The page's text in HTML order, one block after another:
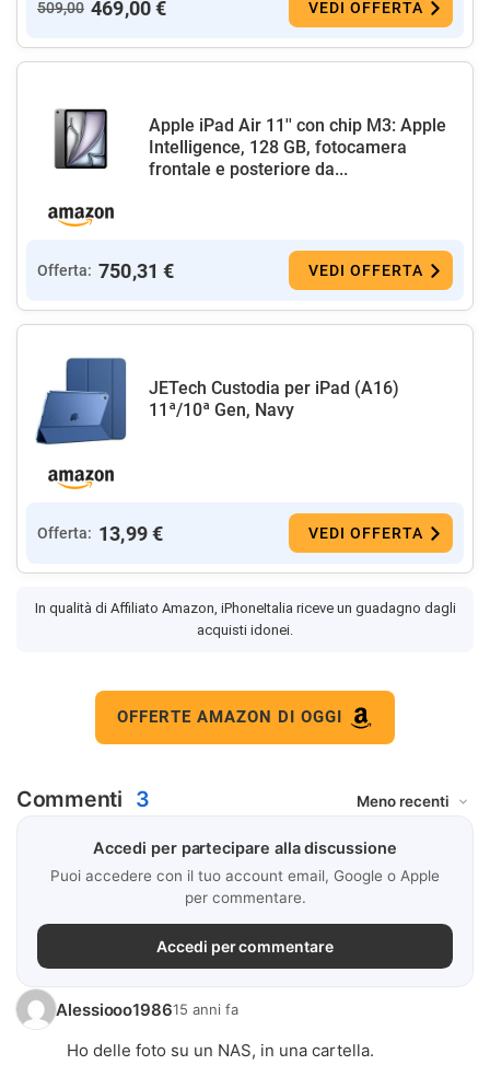
509,00 469,00 € VEDI OFFERTA
Apple iPad Air 11'' con chip M3: Apple
Intelligence, 128 GB, fotocamera
frontale e posteriore da...
Offerta: 750,31 € VEDI OFFERTA
JETech Custodia per iPad (A16)
11ª/10ª Gen, Navy
Offerta: 13,99 € VEDI OFFERTA
In qualità di Affiliato Amazon, iPhoneItalia riceve un guadagno dagli
acquisti idonei.
OFFERTE AMAZON DI OGGI
Commenti 3
Accedi per partecipare alla discussione
Puoi accedere con il tuo account email, Google o Apple
per commentare.
Accedi per commentare
Alessiooo198615 anni fa
Ho delle foto su un NAS, in una cartella.